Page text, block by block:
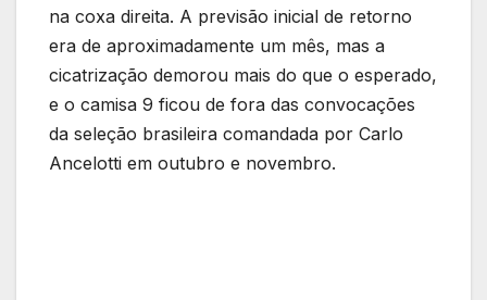
na coxa direita. A previsão inicial de retorno
era de aproximadamente um mês, mas a
cicatrização demorou mais do que o esperado,
e o camisa 9 ficou de fora das convocações
da seleção brasileira comandada por Carlo
Ancelotti em outubro e novembro.